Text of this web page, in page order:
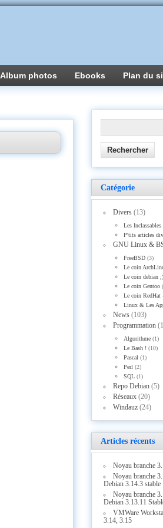
Album photos Ebooks Plan du
Catégorie
Divers(13)
Les Inclassables
P'tits articles
GNU Linux &
FreeBSD (3)
Le coin
Le coin debian ;)
Le coin Gentoo
Le coin RedHat
Linux & Les
News(103)
Programmation
Algorithme (1)
Le Bash ! (10)
Pascal (1)
Perl (2)
SQL (1)
Repo Debian(5)
Réseaux(20)
Windauz(24)
Articles récents
Noyau branche
Noyau branche
Debian 3.14.3 stable
Noyau branche
Debian 3.13.11
VMWare
3.14, 3.15